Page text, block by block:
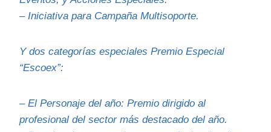
– Iniciativa para Campaña Multisoporte.
Y dos categorías especiales Premio Especial
“Escoex”:
– El Personaje del año: Premio dirigido al
profesional del sector más destacado del año.